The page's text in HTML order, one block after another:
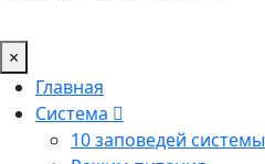
×
Главная
Система
10 заповедей системы